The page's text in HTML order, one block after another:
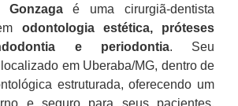
Gonzagaé uma cirurgiã-dentista
odontologia estética, próteses
e periodontia. Seu
em Uberaba/MG, dentro de
estruturada, oferecendo um
e seguro para seus pacientes.